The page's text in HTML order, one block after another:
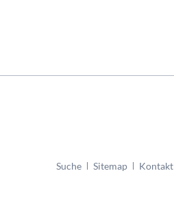
Navigation
Suche Sitemap Kontakt